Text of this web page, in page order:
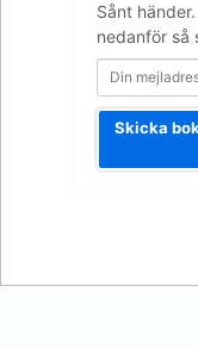
Sånt
nedanför så
Skicka